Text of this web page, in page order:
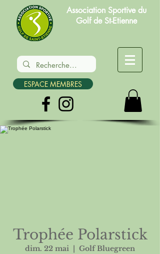
Association Sportive du
Golf de St-Etienne
ESPACE MEMBRES
Trophée Polarstick
dim. 22 mai
Golf Bluegreen